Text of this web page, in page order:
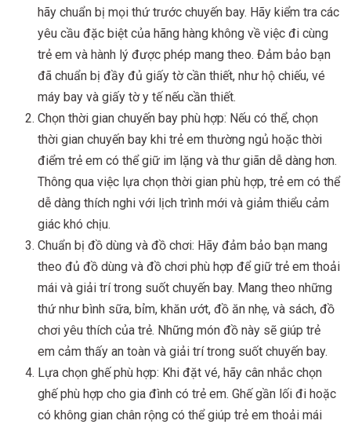
hãy chuẩn bị mọi thứ trước chuyến bay. Hãy kiểm tra các
yêu cầu đặc biệt của hãng hàng không về việc đi cùng
trẻ em và hành lý được phép mang theo. Đảm bảo bạn
đã chuẩn bị đầy đủ giấy tờ cần thiết, như hộ chiếu, vé
máy bay và giấy tờ y tế nếu cần thiết.
Chọn thời gian chuyến bay phù hợp: Nếu có thể, chọn
thời gian chuyến bay khi trẻ em thường ngủ hoặc thời
điểm trẻ em có thể giữ im lặng và thư giãn dễ dàng hơn.
Thông qua việc lựa chọn thời gian phù hợp, trẻ em có thể
dễ dàng thích nghi với lịch trình mới và giảm thiểu cảm
giác khó chịu.
Chuẩn bị đồ dùng và đồ chơi: Hãy đảm bảo bạn mang
theo đủ đồ dùng và đồ chơi phù hợp để giữ trẻ em thoải
mái và giải trí trong suốt chuyến bay. Mang theo những
thứ như bình sữa, bỉm, khăn ướt, đồ ăn nhẹ, và sách, đồ
chơi yêu thích của trẻ. Những món đồ này sẽ giúp trẻ
em cảm thấy an toàn và giải trí trong suốt chuyến bay.
Lựa chọn ghế phù hợp: Khi đặt vé, hãy cân nhắc chọn
ghế phù hợp cho gia đình có trẻ em. Ghế gần lối đi hoặc
có không gian chân rộng có thể giúp trẻ em thoải mái